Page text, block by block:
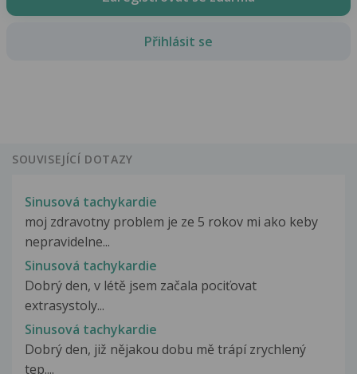
Přihlásit se
SOUVISEJÍCÍ DOTAZY
Sinusová tachykardie
moj zdravotny problem je ze 5 rokov mi ako keby
nepravidelne...
Sinusová tachykardie
Dobrý den, v létě jsem začala pociťovat
extrasystoly...
Sinusová tachykardie
Dobrý den, již nějakou dobu mě trápí zrychlený
tep....